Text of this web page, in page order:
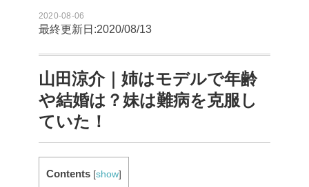
2020-08-06
最終更新日:2020/08/13
山田涼介｜姉はモデルで年齢
や結婚は？妹は難病を克服し
ていた！
Contents [show]